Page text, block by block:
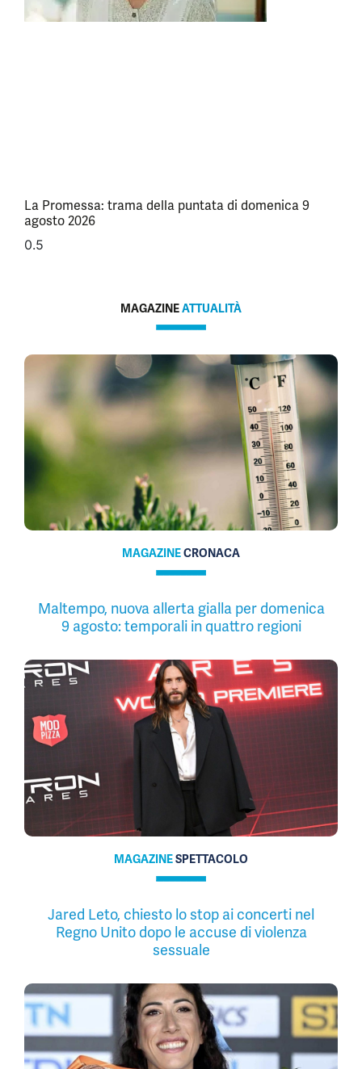
La Promessa: trama della puntata di domenica 9
agosto 2026
MAGAZINEATTUALITÀ
MAGAZINECRONACA
Maltempo, nuova allerta gialla per domenica
9 agosto: temporali in quattro regioni
MAGAZINESPETTACOLO
Jared Leto, chiesto lo stop ai concerti nel
Regno Unito dopo le accuse di violenza
sessuale